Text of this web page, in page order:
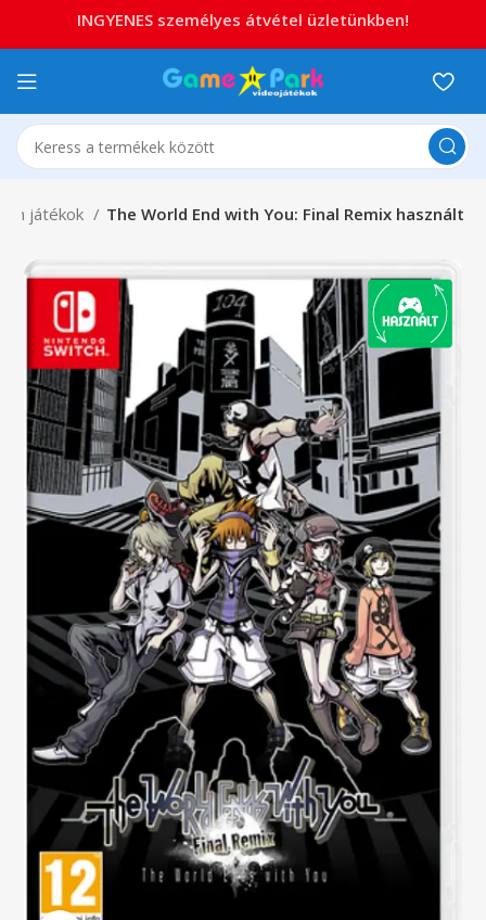
játékok The World End with You: Final Remix használt
INGYENES személyes átvétel üzletünkben!